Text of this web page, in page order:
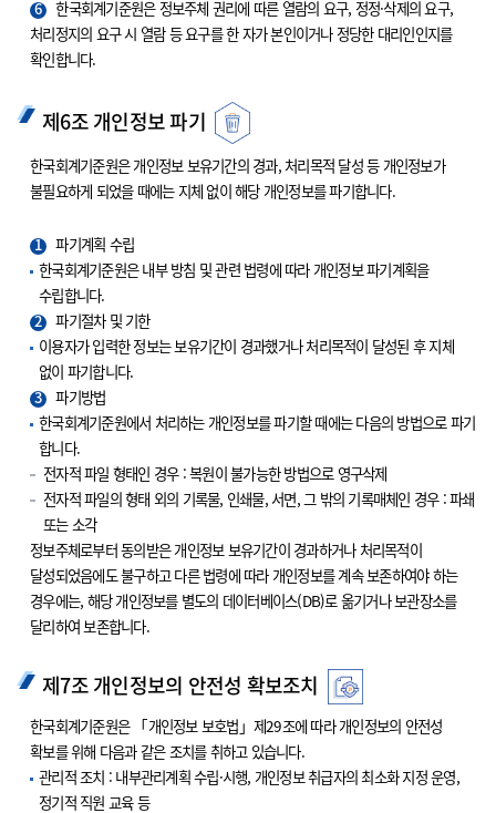
6
한국회계기준원은 정보주체 권리에 따른 열람의 요구, 정정·삭제의 요구,
처리정지의 요구 시 열람 등 요구를 한 자가 본인이거나 정당한 대리인인지를
확인합니다.
제6조 개인정보 파기
한국회계기준원은 개인정보 보유기간의 경과, 처리목적 달성 등 개인정보가
불필요하게 되었을 때에는 지체 없이 해당 개인정보를 파기합니다.
1
파기계획 수립
한국회계기준원은 내부 방침 및 관련 법령에 따라 개인정보 파기계획을
수립합니다.
2
파기절차 및 기한
이용자가 입력한 정보는 보유기간이 경과했거나 처리목적이 달성된 후 지체
없이 파기합니다.
3
파기방법
한국회계기준원에서 처리하는 개인정보를 파기할 때에는 다음의 방법으로 파기
합니다.
전자적 파일 형태인 경우 : 복원이 불가능한 방법으로 영구삭제
전자적 파일의 형태 외의 기록물, 인쇄물, 서면, 그 밖의 기록매체인 경우 : 파쇄
또는 소각
정보주체로부터 동의받은 개인정보 보유기간이 경과하거나 처리목적이
달성되었음에도 불구하고 다른 법령에 따라 개인정보를 계속 보존하여야 하는
경우에는, 해당 개인정보를 별도의 데이터베이스(DB)로 옮기거나 보관장소를
달리하여 보존합니다.
제7조 개인정보의 안전성 확보조치
한국회계기준원은 「개인정보 보호법」제29조에 따라 개인정보의 안전성
확보를 위해 다음과 같은 조치를 취하고 있습니다.
관리적 조치 : 내부관리계획 수립·시행, 개인정보 취급자의 최소화 지정 운영,
정기적 직원 교육 등